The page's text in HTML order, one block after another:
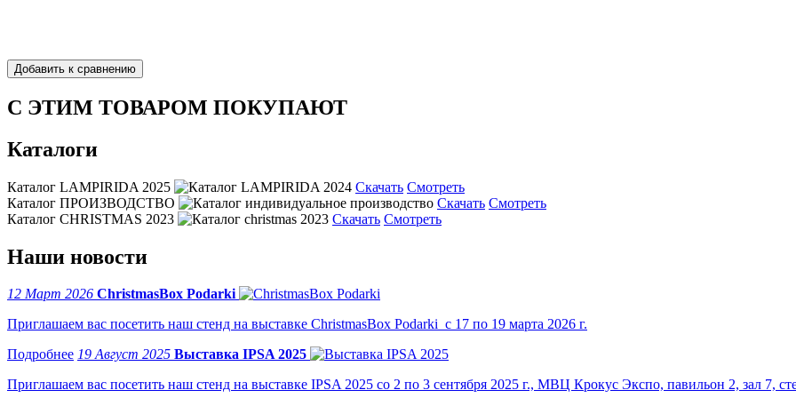
С ЭТИМ ТОВАРОМ ПОКУПАЮТ
Каталоги
Каталог LAMPIRIDA 2025 Скачать Смотреть
Каталог ПРОИЗВОДСТВО
Скачать Смотреть
Каталог CHRISTMAS 2023
Скачать Смотреть
Наши новости
12 Март 2026 ChristmasBox Podarki
Приглашаем вас посетить наш стенд на выставке ChristmasBox Podarki с 17 по 19 марта 2026 г.
19 Август 2025 Выставка IPSA 2025
Приглашаем вас посетить наш стенд на выставке IPSA 2025 со 2 по 3 сентября 2025 г., МВЦ Крокус Экспо, павильон 2, зал 7,